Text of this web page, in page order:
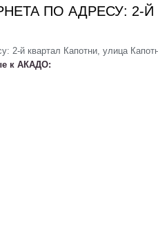
ПО АДРЕСУ: 2-
2-й квартал Капотни, улица
к АКАДО: